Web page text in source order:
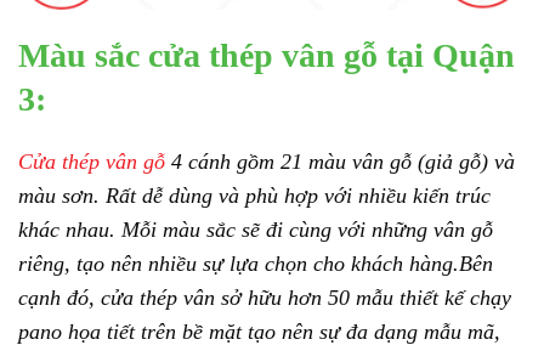
Màu sắc cửa thép vân gỗ tại Quận
3:
Cửa thép vân gỗ 4 cánh gồm 21 màu vân gỗ (giả gỗ) và
màu sơn. Rất dễ dùng và phù hợp với nhiều kiến trúc
khác nhau. Mỗi màu sắc sẽ đi cùng với những vân gỗ
riêng, tạo nên nhiều sự lựa chọn cho khách hàng.Bên
cạnh đó, cửa thép vân sở hữu hơn 50 mẫu thiết kế chạy
pano họa tiết trên bề mặt tạo nên sự đa dạng mẫu mã,